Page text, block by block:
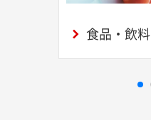
食品・飲料